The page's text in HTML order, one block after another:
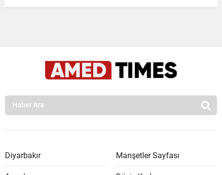
Diyarbakır Manşetler Sayfası